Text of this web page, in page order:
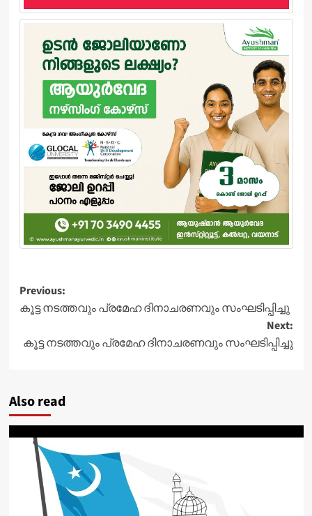
Post
navigation
Previous:
കൂട്ട നടത്തവും പ്രമേഹ ദിനാചരണവും സംഘടിപ്പിച്ചു
Next:
കൂട്ട നടത്തവും പ്രമേഹ ദിനാചരണവും സംഘടിപ്പിച്ചു
Also read